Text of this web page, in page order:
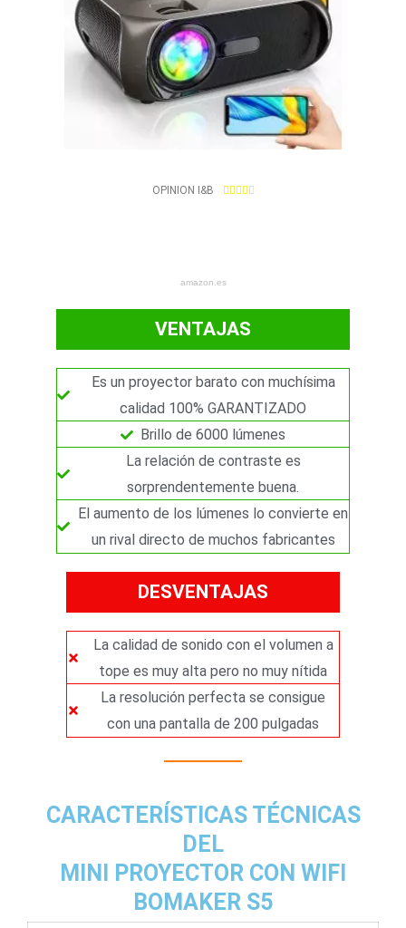
OPINION I&B 4
amazon.es
VENTAJAS
Es un proyector barato con muchísima
calidad 100% GARANTIZADO
Brillo de 6000 lúmenes
La relación de contraste es
sorprendentemente buena.
El aumento de los lúmenes lo convierte en
un rival directo de muchos fabricantes
DESVENTAJAS
La calidad de sonido con el volumen a
tope es muy alta pero no muy nítida
La resolución perfecta se consigue
con una pantalla de 200 pulgadas
CARACTERÍSTICAS TÉCNICAS
DEL
MINI PROYECTOR CON WIFI
BOMAKER S5